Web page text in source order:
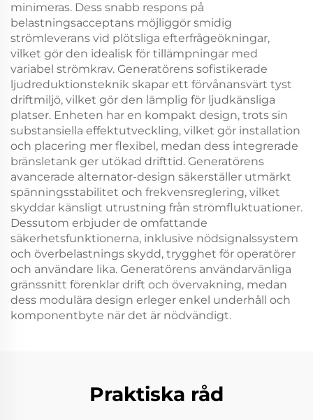
minimeras. Dess snabb respons på
belastningsacceptans möjliggör smidig
strömleverans vid plötsliga efterfrågeökningar,
vilket gör den idealisk för tillämpningar med
variabel strömkrav. Generatörens sofistikerade
ljudreduktionsteknik skapar ett förvånansvärt tyst
driftmiljö, vilket gör den lämplig för ljudkänsliga
platser. Enheten har en kompakt design, trots sin
substansiella effektutveckling, vilket gör installation
och placering mer flexibel, medan dess integrerade
bränsletank ger utökad drifttid. Generatörens
avancerade alternator-design säkerställer utmärkt
spänningsstabilitet och frekvensreglering, vilket
skyddar känsligt utrustning från strömfluktuationer.
Dessutom erbjuder de omfattande
säkerhetsfunktionerna, inklusive nödsignalssystem
och överbelastnings skydd, trygghet för operatörer
och användare lika. Generatörens användarvänliga
gränssnitt förenklar drift och övervakning, medan
dess modulära design erleger enkel underhåll och
komponentbyte när det är nödvändigt.
Praktiska råd